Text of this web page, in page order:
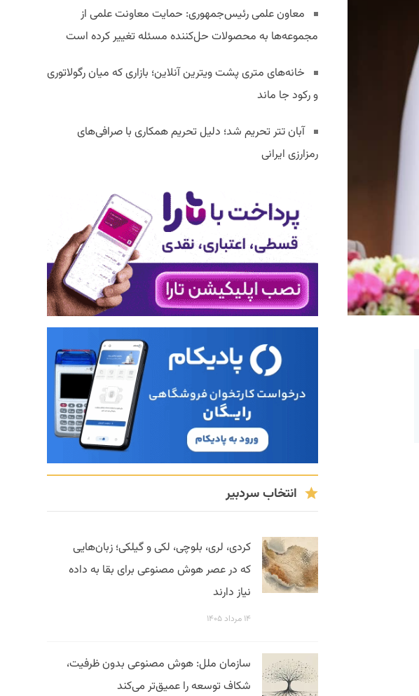
معاون علمی رئیس‌جمهوری: حمایت معاونت علمی از
مجموعه‌ها به محصولات حل‌کننده مسئله تغییر کرده است
خانه‌های متری پشت ویترین آنلاین؛ بازاری که میان رگولاتوری
و رکود جا ماند
آبان تتر تحریم شد؛ دلیل تحریم همکاری با صرافی‌های
رمزارزی ایرانی
انتخاب سردبیر
کردی، لری، بلوچی، لکی و گیلکی؛ زبان‌هایی
که در عصر هوش مصنوعی برای بقا به داده
نیاز دارند
۱۴ مرداد ۱۴۰۵
سازمان ملل: هوش مصنوعی بدون ظرفیت،
شکاف توسعه را عمیق‌تر می‌کند